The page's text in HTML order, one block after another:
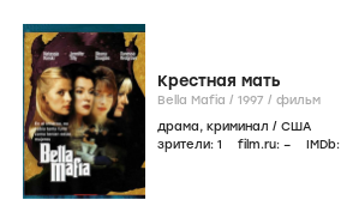
Крестная мать
Bella Mafia / 1997 / фильм
драма, криминал / США
зрители: 1 film.ru: – IMDb: